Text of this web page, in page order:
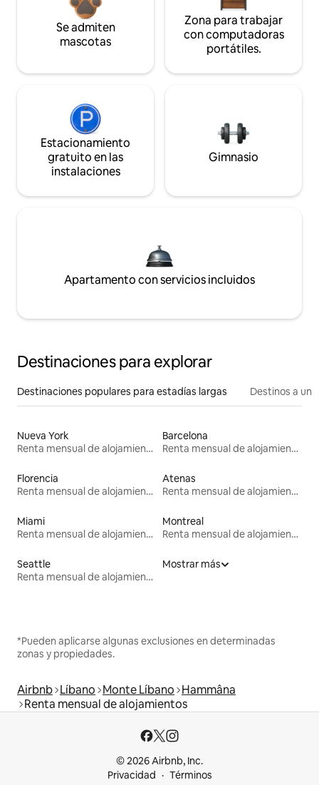
Se admiten
mascotas
Zona para trabajar
con computadoras
portátiles.
Estacionamiento
gratuito en las
instalaciones
Gimnasio
Apartamento con servicios incluidos
Destinaciones para explorar
Destinaciones populares para estadías largas Destinos a un
Nueva York
Renta mensual de alojamientos
Barcelona
Renta mensual de alojamientos
Florencia
Renta mensual de alojamientos
Atenas
Renta mensual de alojamientos
Miami
Renta mensual de alojamientos
Montreal
Renta mensual de alojamientos
Seattle
Renta mensual de alojamientos
Mostrar más
*Pueden aplicarse algunas exclusiones en determinadas
zonas y propiedades.
Airbnb Líbano Monte Líbano Hammâna
Renta mensual de alojamientos
© 2026 Airbnb, Inc.
Privacidad
Términos